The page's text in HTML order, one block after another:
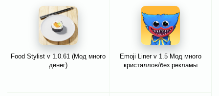
Food Stylist v 1.0.61 (Мод много
денег)
Emoji Liner v 1.5 Мод много
кристаллов/без рекламы